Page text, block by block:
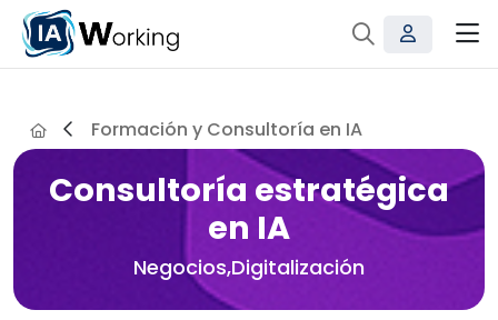
Formación y Consultoría en IA
Consultoría estratégica
en IA
Negocios,Digitalización